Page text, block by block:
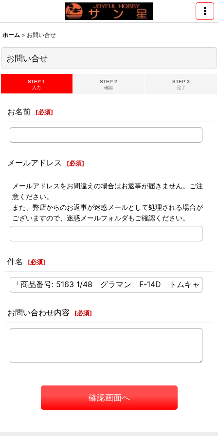
ホーム > お問い合せ
お問い合せ
STEP 1
入力
STEP 2
確認
STEP 3
完了
お名前 [必須]
メールアドレス [必須]
メールアドレスをお間違えの場合はお返事が届きません。ご注
意ください。
また、弊店からのお返事が迷惑メールとして処理される場合が
ございますので、迷惑メールフォルダもご確認ください。
件名 [必須]
お問い合わせ内容 [必須]
確認画面へ